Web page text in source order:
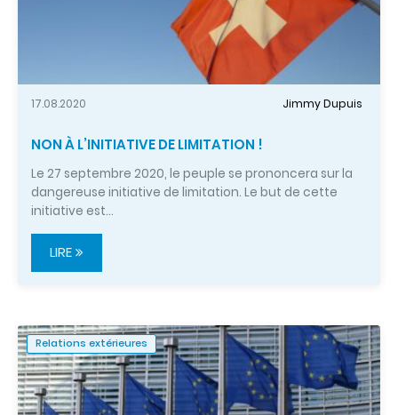
17.08.2020 Jimmy Dupuis
NON À L’INITIATIVE DE LIMITATION !
Le 27 septembre 2020, le peuple se prononcera sur la
dangereuse initiative de limitation. Le but de cette
initiative est…
LIRE
Relations extérieures